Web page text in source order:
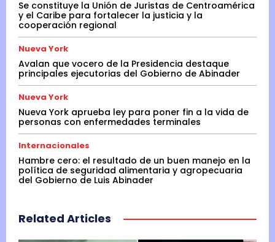
Se constituye la Unión de Juristas de Centroamérica
y el Caribe para fortalecer la justicia y la
cooperación regional
Nueva York
Avalan que vocero de la Presidencia destaque
principales ejecutorias del Gobierno de Abinader
Nueva York
Nueva York aprueba ley para poner fin a la vida de
personas con enfermedades terminales
Internacionales
Hambre cero: el resultado de un buen manejo en la
política de seguridad alimentaria y agropecuaria
del Gobierno de Luis Abinader
Related Articles